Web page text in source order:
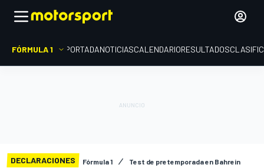
FÓRMULA 1 PORTADANOTICIASCALENDARIORESULTADOS
DECLARACIONES Fórmula 1 Test de pretemporada en Bahrein